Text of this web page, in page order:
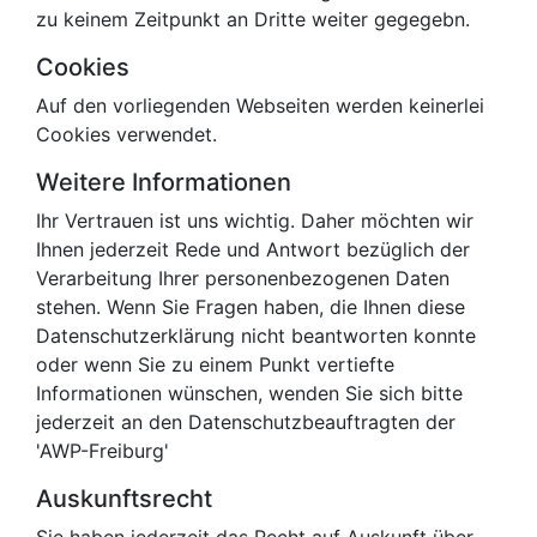
zu keinem Zeitpunkt an Dritte weiter gegegebn.
Cookies
Auf den vorliegenden Webseiten werden keinerlei
Cookies verwendet.
Weitere Informationen
Ihr Vertrauen ist uns wichtig. Daher möchten wir
Ihnen jederzeit Rede und Antwort bezüglich der
Verarbeitung Ihrer personenbezogenen Daten
stehen. Wenn Sie Fragen haben, die Ihnen diese
Datenschutzerklärung nicht beantworten konnte
oder wenn Sie zu einem Punkt vertiefte
Informationen wünschen, wenden Sie sich bitte
jederzeit an den Datenschutzbeauftragten der
'AWP-Freiburg'
Auskunftsrecht